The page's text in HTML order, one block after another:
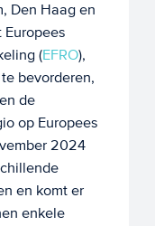
Den Haag en
(EFRO),
bevorderen,
de
op Europees
2024
en komt er
enkele